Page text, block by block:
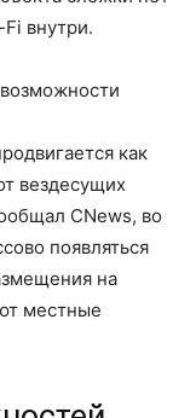
внутри.
как
вездесущих
CNews, во
появляться
на
местные